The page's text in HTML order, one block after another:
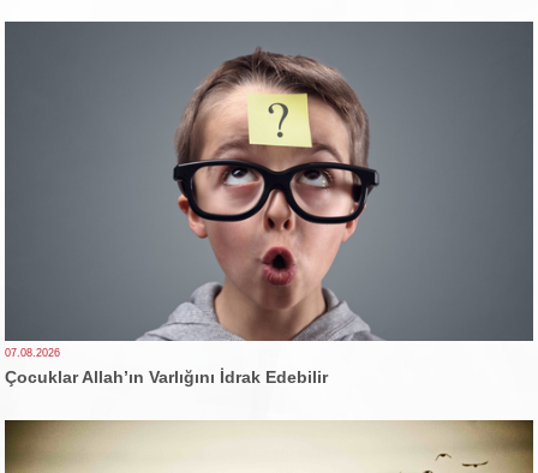
07.08.2026
Çocuklar Allah’ın Varlığını İdrak Edebilir